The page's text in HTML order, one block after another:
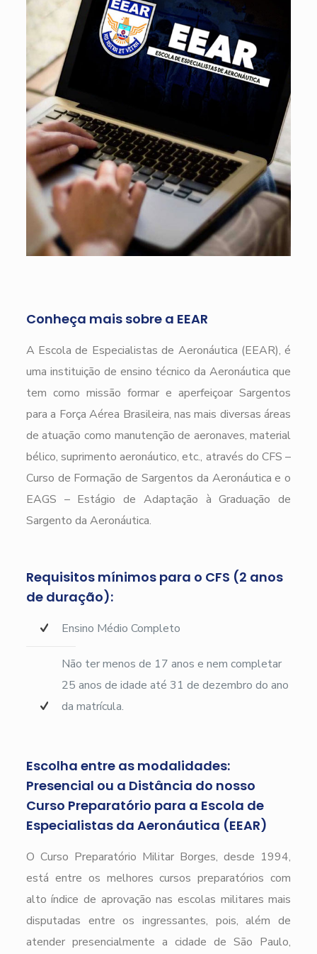
Conheça mais sobre a EEAR
A Escola de Especialistas de Aeronáutica (EEAR), é
uma instituição de ensino técnico da Aeronáutica que
tem como missão formar e aperfeiçoar Sargentos
para a Força Aérea Brasileira, nas mais diversas áreas
de atuação como manutenção de aeronaves, material
bélico, suprimento aeronáutico, etc., através do CFS –
Curso de Formação de Sargentos da Aeronáutica e o
EAGS – Estágio de Adaptação à Graduação de
Sargento da Aeronáutica.
Requisitos mínimos para o CFS (2 anos
de duração):
Ensino Médio Completo
Não ter menos de 17 anos e nem completar
25 anos de idade até 31 de dezembro do ano
da matrícula.
Escolha entre as modalidades:
Presencial ou a Distância do nosso
Curso Preparatório para a Escola de
Especialistas da Aeronáutica (EEAR)
O Curso Preparatório Militar Borges, desde 1994,
está entre os melhores cursos preparatórios com
alto índice de aprovação nas escolas militares mais
disputadas entre os ingressantes, pois, além de
atender presencialmente a cidade de São Paulo,